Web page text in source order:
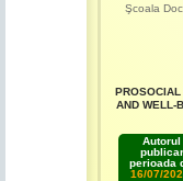
Şcoala
PROSOCIAL
AND WELL-
Autorul
perioada
16/07/